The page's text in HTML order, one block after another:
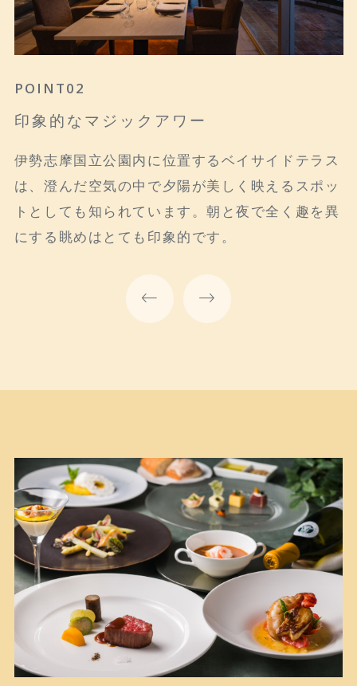
POINT01
英虞湾の海を一望
年間通して穏やかな英虞湾の海にリアス式海岸の
島々。リゾートホテルならではの開放的な景色の
中で、ゆったりとした時間が流れます。
POINT02
印象的なマジックアワー
伊勢志摩国立公園内に位置するベイサイドテラス
は、澄んだ空気の中で夕陽が美しく映えるスポッ
トとしても知られています。朝と夜で全く趣を異
にする眺めはとても印象的です。
POINT03
さまざまな人数にあわせて
お一人様、カップル、グループでのご利用まで、
さまざまなお人数に合わせたお席をご用意してお
ります。また、15名様～50名様でのランチタイ
ムパーティー貸切も承ります。